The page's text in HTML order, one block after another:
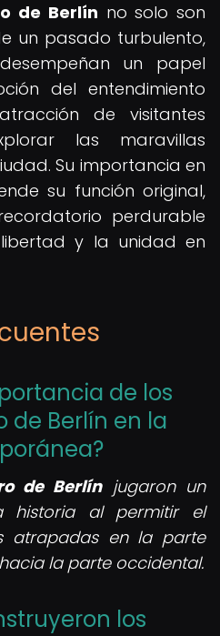
de Berlín no solo son
un pasado turbulento,
un papel
del entendimiento
de visitantes
las maravillas
Su importancia en
su función original,
perdurable
y la unidad en
de los
de Berlín en la
de Berlínjugaron un
historia al permitir el
atrapadas en la parte
la parte occidental.
los